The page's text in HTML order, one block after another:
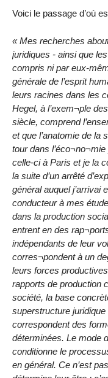
Voici le passage d’où
« Mes recherches
juridiques - ainsi que
compris ni par eux-
générale de l’esprit
leurs racines dans les
Hegel, à l’exem¬ple
siècle, comprend
et que l’anatomie de la
tour dans
celle-ci à Paris et je la
la suite d’un arrêté
général auquel j’arrivai
conducteur à mes
dans la production
entrent en des
indépendants de leur
corres¬pondent à un
leurs forces
rapports de production
société, la base
superstructure
correspondent des
déterminées. Le mode
conditionne le
en général. Ce n’est